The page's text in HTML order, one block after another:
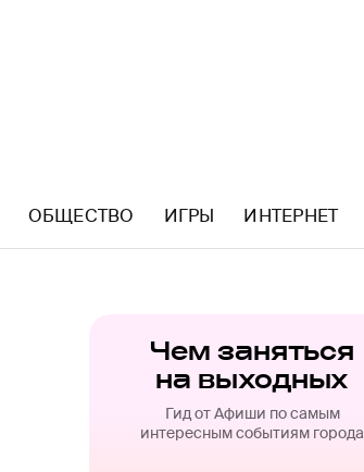
ОБЩЕСТВО ИГРЫ ИНТЕРНЕТ
Чем заняться
на выходных
Гид от Афиши по самым
интересным событиям города